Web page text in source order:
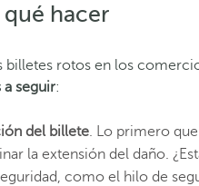
hacer
billetes rotos en los
a seguir:
del billete. Lo primero
la extensión del daño.
como el hilo de